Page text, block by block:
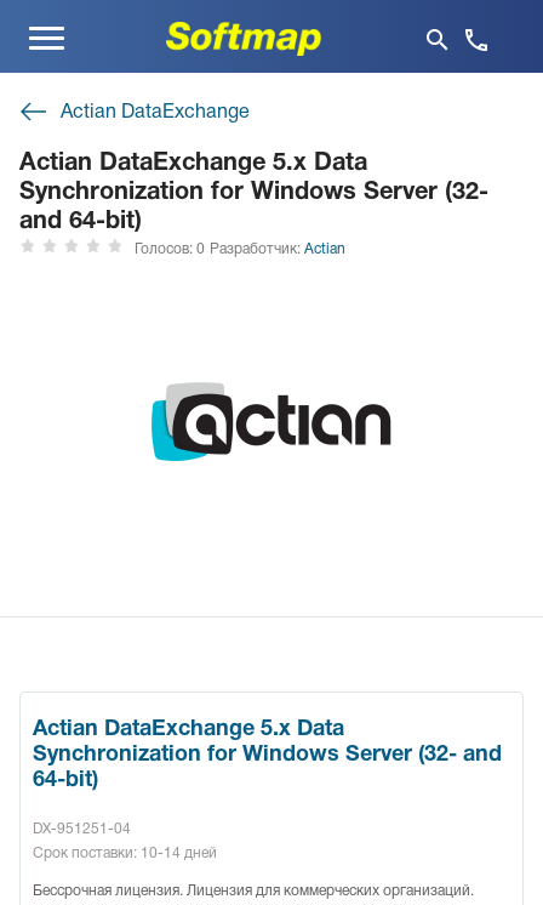
Меню
Actian DataExchange
Actian DataExchange 5.x Data
Synchronization for Windows Server (32-
and 64-bit)
Голосов: 0 Разработчик: Actian
Actian DataExchange 5.x Data
Synchronization for Windows Server (32- and
64-bit)
DX-951251-04
Срок поставки: 10-14 дней
Бессрочная лицензия. Лицензия для коммерческих организаций.